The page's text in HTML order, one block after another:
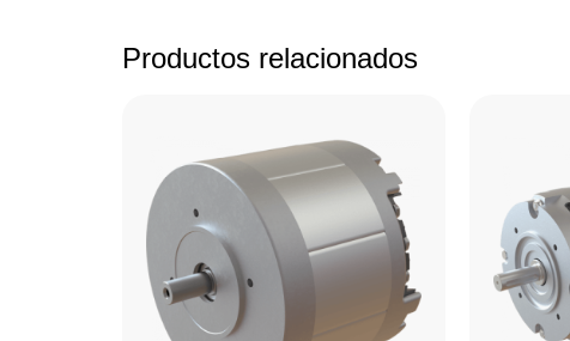
Productos relacionados